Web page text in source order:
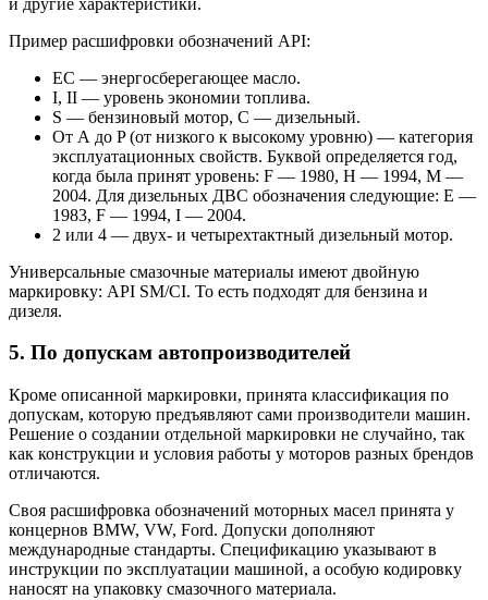
Пример расшифровки обозначений API:
EC — энергосберегающее масло.
I, II — уровень экономии топлива.
S — бензиновый мотор, C — дизельный.
От А до P (от низкого к высокому уровню) — категория
эксплуатационных свойств. Буквой определяется год,
когда была принят уровень: F — 1980, H — 1994, M —
2004. Для дизельных ДВС обозначения следующие: E —
1983, F — 1994, I — 2004.
2 или 4 — двух- и четырехтактный дизельный мотор.
Универсальные смазочные материалы имеют двойную
маркировку: API SM/CI. То есть подходят для бензина и
дизеля.
5. По допускам автопроизводителей
Кроме описанной маркировки, принята классификация по
допускам, которую предъявляют сами производители машин.
Решение о создании отдельной маркировки не случайно, так
как конструкции и условия работы у моторов разных брендов
отличаются.
Своя расшифровка обозначений моторных масел принята у
концернов BMW, VW, Ford. Допуски дополняют
международные стандарты. Спецификацию указывают в
инструкции по эксплуатации машиной, а особую кодировку
наносят на упаковку смазочного материала.